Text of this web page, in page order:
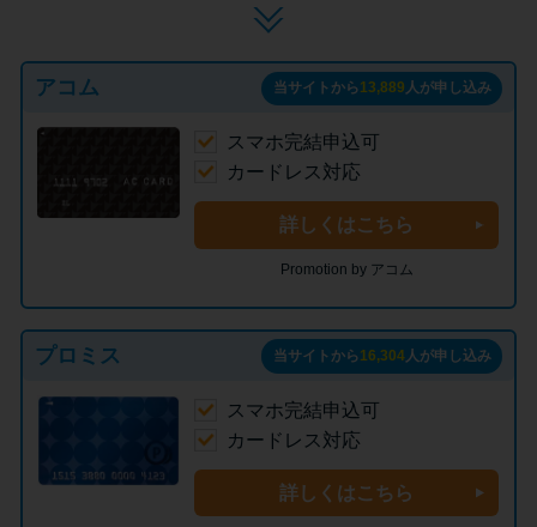
アコム 当サイトから13,889 人が申し込み
スマホ完結申込可
カードレス対応
詳しくはこちら
Promotion by アコム
プロミス 当サイトから16,304人が申し込み
スマホ完結申込可
カードレス対応
詳しくはこちら